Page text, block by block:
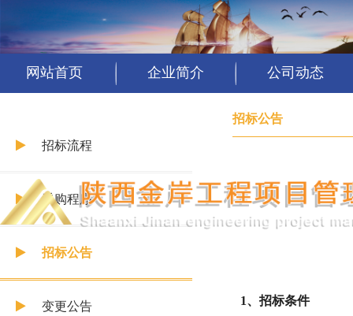
网站首页 企业简介 公司动态
招标流程
采购程序
招标公告
变更公告
招标公告
1、招标条件